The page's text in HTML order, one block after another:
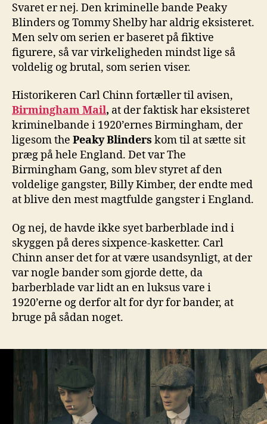
Svaret er nej. Den kriminelle bande Peaky
Blinders og Tommy Shelby har aldrig eksisteret.
Men selv om serien er baseret på fiktive
figurere, så var virkeligheden mindst lige så
voldelig og brutal, som serien viser.
Historikeren Carl Chinn fortæller til avisen,
Birmingham Mail, at der faktisk har eksisteret
kriminelbande i 1920’ernes Birmingham, der
ligesom the Peaky Blinders kom til at sætte sit
præg på hele England. Det var The
Birmingham Gang, som blev styret af den
voldelige gangster, Billy Kimber, der endte med
at blive den mest magtfulde gangster i England.
Og nej, de havde ikke syet barberblade ind i
skyggen på deres sixpence-kasketter. Carl
Chinn anser det for at være usandsynligt, at der
var nogle bander som gjorde dette, da
barberblade var lidt an en luksus vare i
1920’erne og derfor alt for dyr for bander, at
bruge på sådan noget.